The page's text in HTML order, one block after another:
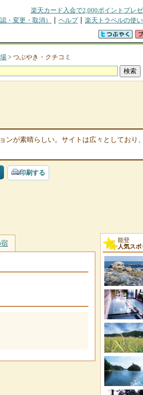
楽天カード入会で2,000ポイントプレ
・変更・取消） ヘルプ 楽天トラベルの使
> つぶやき・クチコミ
ンが素晴らしい。サイトは広々としており
印刷する
能登
人気ス